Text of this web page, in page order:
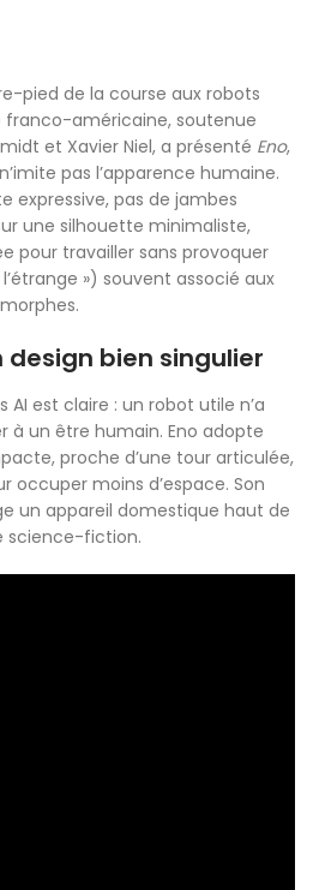
pied de la course aux robots
américaine, soutenue
et Xavier Niel, a présenté Eno,
pas l’apparence humaine.
expressive, pas de jambes
une silhouette minimaliste,
pour travailler sans provoquer
») souvent associé aux
design bien singulier
AI est claire : un robot utile n’a
à un être humain. Eno adopte
proche d’une tour articulée,
occuper moins d’espace. Son
un appareil domestique haut de
science-fiction.